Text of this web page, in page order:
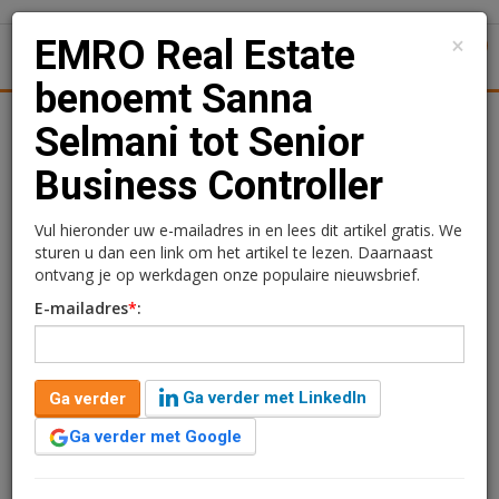
Juridisch | Fiscaal
EMRO Real Estate
benoemt Sanna Selmani
tot Senior Business
Controller
Sandra Lissenberg
20 mei 2019 om 11:24
1 minuut leestijd
Vastgoedbelegger en ontwikkelaar EMRO Real Estate
×
EMRO Real Estate
benoemt Sanna
Selmani tot Senior
Business Controller
Vul hieronder uw e-mailadres in en lees dit artikel gratis. We
sturen u dan een link om het artikel te lezen. Daarnaast
ontvang je op werkdagen onze populaire nieuwsbrief.
E-mailadres*:
Ga verder
Ga verder met LinkedIn
Ga verder met Google